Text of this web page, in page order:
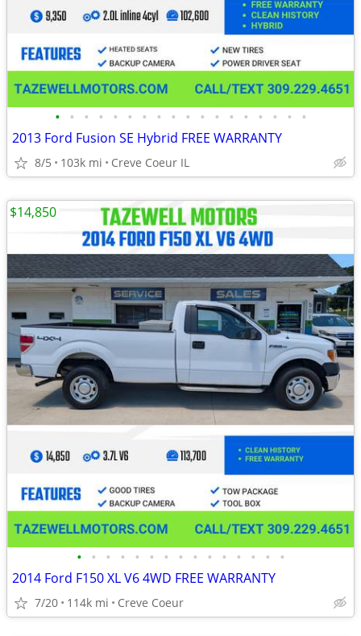
• • • • • • • • • • • • • • • • • •
2013 Ford Fusion SE Hybrid FREE WARRANTY
8/5 103k mi Creve Coeur IL
• • • • • • • • • • • • • • •
2014 Ford F150 XL V6 4WD FREE WARRANTY
7/20 114k mi Creve Coeur
$14,850